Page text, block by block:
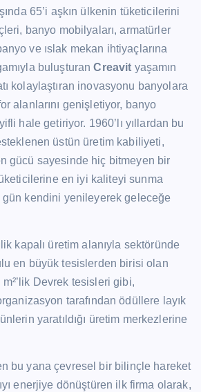
65’i aşkın ülkenin tüketicilerini
banyo mobilyaları, armatürler
ve ıslak mekan ihtiyaçlarına
buluşturanCreavit yaşamın
kolaylaştıran inovasyonu banyolara
alanlarını genişletiyor, banyo
hale getiriyor. 1960’lı yıllardan bu
üstün üretim kabiliyeti,
gücü sayesinde hiç bitmeyen bir
en iyi kaliteyi sunma
kendini yenileyerek geleceğe
kapalı üretim alanıyla sektöründe
en büyük tesislerden birisi olan
Devrek tesisleri gibi,
tarafından ödüllere layık
yaratıldığı üretim merkezlerine
bu yana çevresel bir bilinçle hareket
enerjiye dönüştüren ilk firma olarak,